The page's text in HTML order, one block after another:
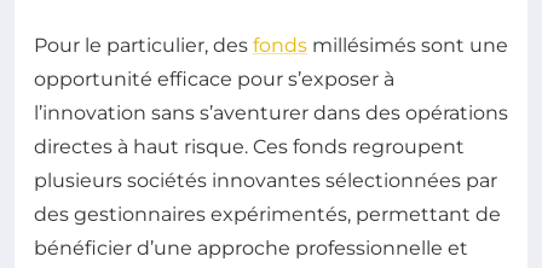
Pour le particulier, des fonds millésimés sont une
opportunité efficace pour s’exposer à
l’innovation sans s’aventurer dans des opérations
directes à haut risque. Ces fonds regroupent
plusieurs sociétés innovantes sélectionnées par
des gestionnaires expérimentés, permettant de
bénéficier d’une approche professionnelle et